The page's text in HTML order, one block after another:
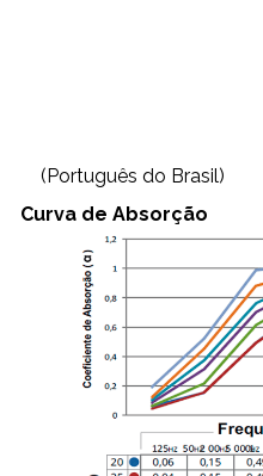
(Português do Brasil)
Curva de Absorção